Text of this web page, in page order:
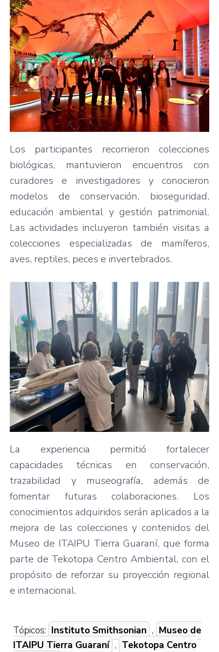
Los participantes recorrieron colecciones
biológicas, mantuvieron encuentros con
curadores e investigadores y conocieron
modelos de conservación, bioseguridad,
educación ambiental y gestión patrimonial.
Las actividades incluyeron también visitas a
colecciones especializadas de mamíferos,
aves, reptiles, peces e invertebrados.
La experiencia permitió fortalecer
capacidades técnicas en conservación,
trazabilidad y museografía, además de
fomentar futuras colaboraciones. Los
conocimientos adquiridos serán aplicados a la
mejora de las colecciones y contenidos del
Museo de ITAIPU Tierra Guaraní, que forma
parte de Tekotopa Centro Ambiental, con el
propósito de reforzar su proyección regional
e internacional.
Tópicos: Instituto Smithsonian , Museo de
ITAIPU Tierra Guaraní , Tekotopa Centro